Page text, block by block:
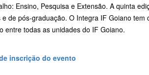
Ensino, Pesquisa e Extensão. A quinta
de pós-graduação. O Integra IF Goiano
entre todas as unidades do IF Goiano.
inscrição do evento